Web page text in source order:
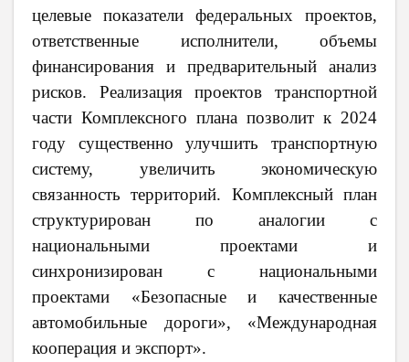
целевые показатели федеральных проектов,
ответственные исполнители, объемы
финансирования и предварительный анализ
рисков. Реализация проектов транспортной
части Комплексного плана позволит к 2024
году существенно улучшить транспортную
систему, увеличить экономическую
связанность территорий. Комплексный план
структурирован по аналогии с
национальными проектами и
синхронизирован с национальными
проектами «Безопасные и качественные
автомобильные дороги», «Международная
кооперация и экспорт».